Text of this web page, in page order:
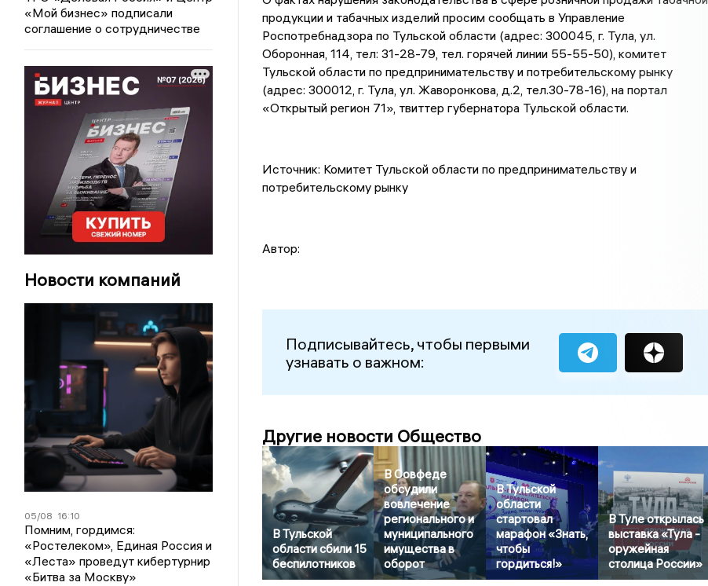
«Мой бизнес» подписали
соглашение о сотрудничестве
Новости компаний
05/08 16:10
Помним, гордимся:
«Ростелеком», Единая Россия и
«Леста» проведут кибертурнир
«Битва за Москву»
продукции и табачных изделий просим сообщать в Управление
Роспотребнадзора по Тульской области (адрес: 300045, г. Тула, ул.
Оборонная, 114, тел: 31-28-79, тел. горячей линии 55-55-50), комитет
Тульской области по предпринимательству и потребительскому рынку
(адрес: 300012, г. Тула, ул. Жаворонкова, д.2, тел.30-78-16), на портал
«Открытый регион 71», твиттер губернатора Тульской области.
Источник: Комитет Тульской области по предпринимательству и
потребительскому рынку
Автор:
Подписывайтесь, чтобы первыми
узнавать о важном:
Другие новости Общество
В Тульской
области сбили 15
беспилотников
В Совфеде
обсудили
вовлечение
регионального и
муниципального
имущества в
оборот
В Тульской
области
стартовал
марафон «Знать,
чтобы
гордиться!»
В Туле открылась
выставка «Тула -
оружейная
столица России»